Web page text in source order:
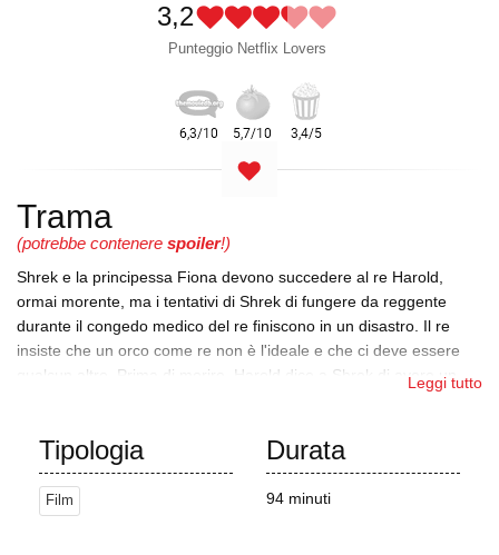
3,2
Punteggio Netflix Lovers
Trama
(potrebbe contenere spoiler!)
Shrek e la principessa Fiona devono succedere al re Harold,
ormai morente, ma i tentativi di Shrek di fungere da reggente
durante il congedo medico del re finiscono in un disastro. Il re
insiste che un orco come re non è l'ideale e che ci deve essere
qualcun altro. Prima di morire, Harold dice a Shrek di avere un
Re di Molto Molto Lontano e di vendicare la morte di sua madre,
la Fata Madrina. Azzurro si reca alla taverna della Mela
Avvelenata e convince i cattivi delle fiabe a combattere per il loro
"vissero felici e contenti".
Leggi tutto
Tipologia
Film
Durata
94 minuti